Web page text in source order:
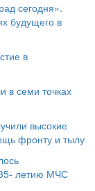
сегодня».
будущего в
в
в семи точках
высокие
фронту и тылу
летию МЧС